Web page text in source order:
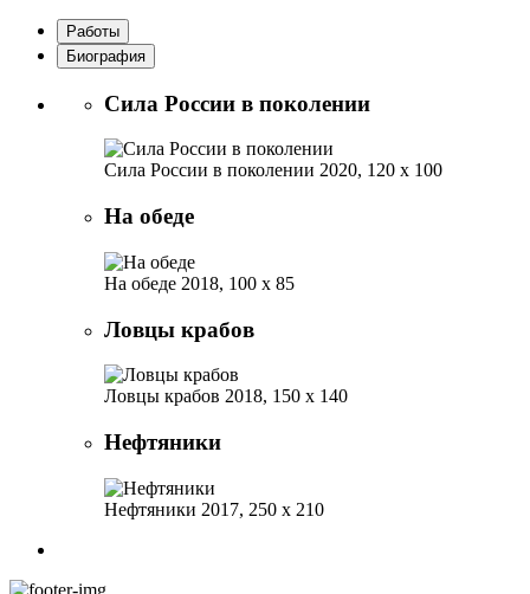
Работы
Биография
Сила России в поколении
Сила России в поколении 2020, 120 х 100
На обеде
На обеде 2018, 100 х 85
Ловцы крабов
Ловцы крабов 2018, 150 х 140
Нефтяники
Нефтяники 2017, 250 х 210